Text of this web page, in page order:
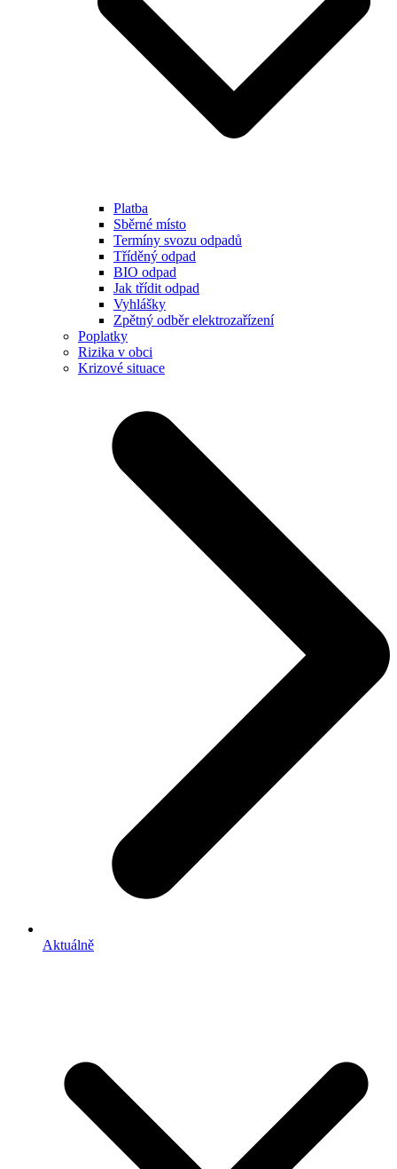
Platba
Sběrné místo
Termíny svozu odpadů
Tříděný odpad
BIO odpad
Jak třídit odpad
Vyhlášky
Zpětný odběr elektrozařízení
Poplatky
Rizika v obci
Krizové situace
Aktuálně